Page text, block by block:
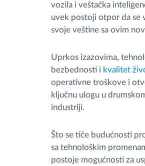
vozila i veštačka
uvek postoji otpor da se
svoje veštine sa ovim
Uprkos izazovima,
bezbednosti i kvalitet
operativne troškove i
ključnu ulogu u
industriji.
Što se tiče budućnosti
sa tehnološkim
postoje mogućnosti za